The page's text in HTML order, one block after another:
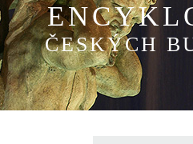
ČESKÝCH